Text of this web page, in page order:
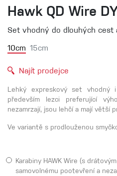
Hawk QD Wire
Set vhodný do dlouhých cest
10cm 15cm
Najít prodejce
Lehký expreskový set vhodný
především lezci preferující
nezamrzají, jsou lehčí a mají větší
Ve variantě s prodlouženou
Karabiny HAWK Wire (s
samovolnému pootevření a